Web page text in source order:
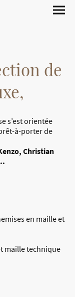
de
s’est orientée
à-porter de
Christian
en maille et
maille technique